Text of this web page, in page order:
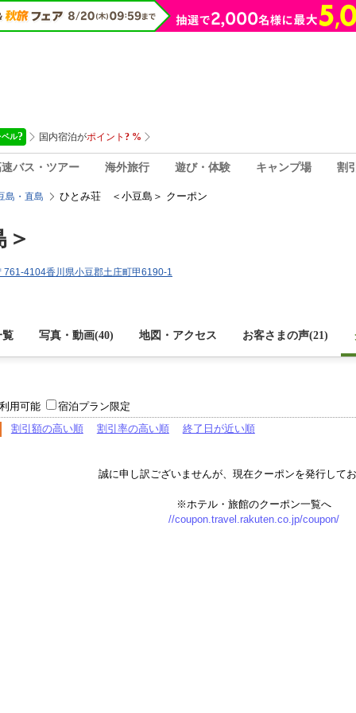
バス・ツアー 海外旅行 遊び・体験 キャンプ場 割
島・直島 ひとみ荘 ＜小豆島＞ クーポン
761-4104香川県小豆郡土庄町甲6190-1
覧 写真・動画(40) 地図・アクセス お客さまの声(21)
用可能 宿泊プラン限定
割引額の高い順 割引率の高い順 終了日が近い順
誠に申し訳ございませんが、現在クーポンを発行してお
※ホテル・旅館のクーポン一覧へ
//coupon.travel.rakuten.co.jp/coupon/